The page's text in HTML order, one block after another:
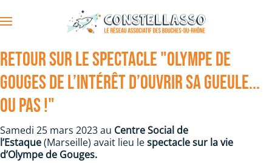
Accéder au contenu principal
Retour sur le spectacle "OLYMPE DE
GOUGES de l’intérêt d’ouvrir sa gueule...
ou pas !"
Samedi 25 mars 2023 au Centre Social de
l’Estaque(Marseille) avait lieu lespectacle sur la vie
d’Olympe de Gouges.